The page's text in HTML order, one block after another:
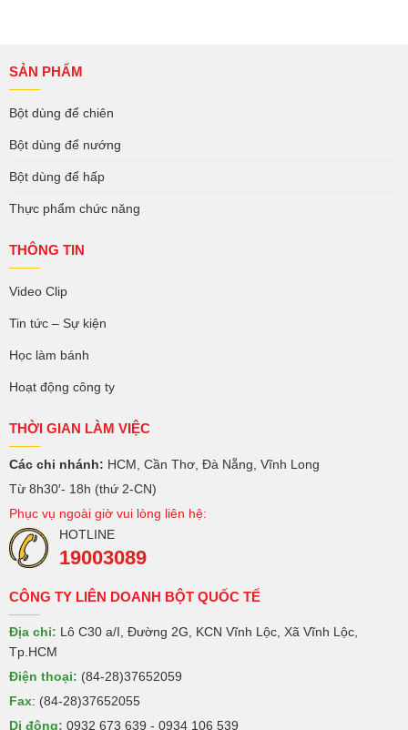
SẢN PHẨM
Bột dùng để chiên
Bột dùng để nướng
Bột dùng để hấp
Thực phẩm chức năng
THÔNG TIN
Video Clip
Tin tức – Sự kiện
Học làm bánh
Hoạt động công ty
THỜI GIAN LÀM VIỆC
Các chi nhánh: HCM, Cần Thơ, Đà Nẵng, Vĩnh Long
Từ 8h30′- 18h (thứ 2-CN)
Phục vụ ngoài giờ vui lòng liên hệ:
HOTLINE
19003089
CÔNG TY LIÊN DOANH BỘT QUỐC TẾ
Địa chỉ: Lô C30 a/I, Đường 2G, KCN Vĩnh Lộc, Xã Vĩnh Lộc,
Tp.HCM
Điện thoại: (84-28)37652059
Fax: (84-28)37652055
Di động: 0932 673 639 - 0934 106 539